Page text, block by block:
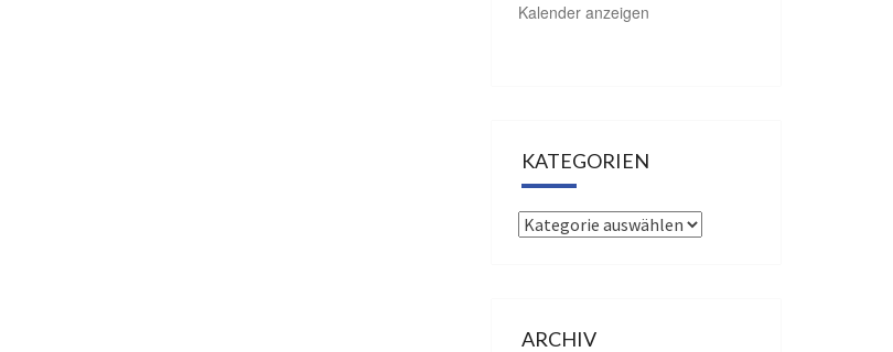
Kalender anzeigen
KATEGORIEN
Kategorien
ARCHIV